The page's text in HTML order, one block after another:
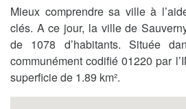
Mieux comprendre sa ville à
clés. A ce jour, la ville de
de 1078 d’habitants. Située
communément codifié 01220 par
superficie de 1.89 km².